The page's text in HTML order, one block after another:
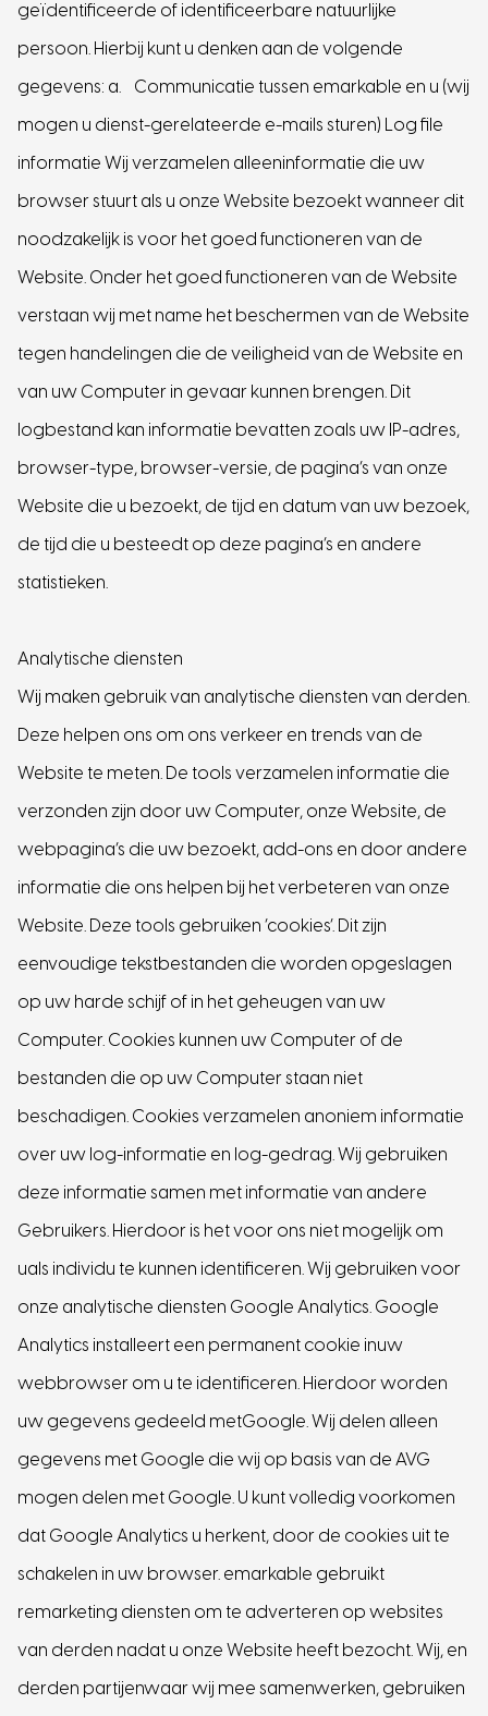
geïdentificeerde of identificeerbare natuurlijke
persoon. Hierbij kunt u denken aan de volgende
gegevens: a. Communicatie tussen emarkable en u (wij
mogen u dienst-gerelateerde e-mails sturen) Log file
informatie Wij verzamelen alleeninformatie die uw
browser stuurt als u onze Website bezoekt wanneer dit
noodzakelijk is voor het goed functioneren van de
Website. Onder het goed functioneren van de Website
verstaan wij met name het beschermen van de Website
tegen handelingen die de veiligheid van de Website en
van uw Computer in gevaar kunnen brengen. Dit
logbestand kan informatie bevatten zoals uw IP-adres,
browser-type, browser-versie, de pagina’s van onze
Website die u bezoekt, de tijd en datum van uw bezoek,
de tijd die u besteedt op deze pagina’s en andere
statistieken.
Analytische diensten
Wij maken gebruik van analytische diensten van derden.
Deze helpen ons om ons verkeer en trends van de
Website te meten. De tools verzamelen informatie die
verzonden zijn door uw Computer, onze Website, de
webpagina’s die uw bezoekt, add-ons en door andere
informatie die ons helpen bij het verbeteren van onze
Website. Deze tools gebruiken ‘cookies’. Dit zijn
eenvoudige tekstbestanden die worden opgeslagen
op uw harde schijf of in het geheugen van uw
Computer. Cookies kunnen uw Computer of de
bestanden die op uw Computer staan niet
beschadigen. Cookies verzamelen anoniem informatie
over uw log-informatie en log-gedrag. Wij gebruiken
deze informatie samen met informatie van andere
Gebruikers. Hierdoor is het voor ons niet mogelijk om
uals individu te kunnen identificeren. Wij gebruiken voor
onze analytische diensten Google Analytics. Google
Analytics installeert een permanent cookie inuw
webbrowser om u te identificeren. Hierdoor worden
uw gegevens gedeeld metGoogle. Wij delen alleen
gegevens met Google die wij op basis van de AVG
mogen delen met Google. U kunt volledig voorkomen
dat Google Analytics u herkent, door de cookies uit te
schakelen in uw browser. emarkable gebruikt
remarketing diensten om te adverteren op websites
van derden nadat u onze Website heeft bezocht. Wij, en
derden partijenwaar wij mee samenwerken, gebruiken